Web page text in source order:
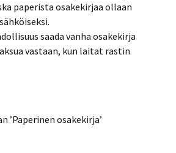
paperista osakekirjaa ollaan
saada vanha osakekirja
vastaan, kun laitat rastin
’Paperinen osakekirja’